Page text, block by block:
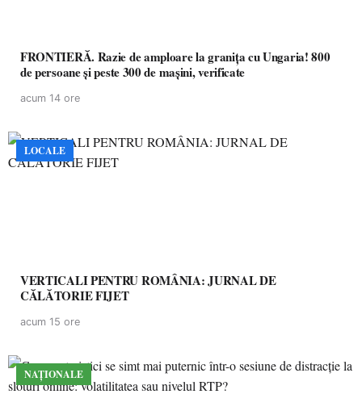
FRONTIERĂ. Razie de amploare la granița cu Ungaria! 800
de persoane și peste 300 de mașini, verificate
acum 14 ore
LOCALE
VERTICALI PENTRU ROMÂNIA: JURNAL DE
CĂLĂTORIE FIJET
acum 15 ore
NAȚIONALE